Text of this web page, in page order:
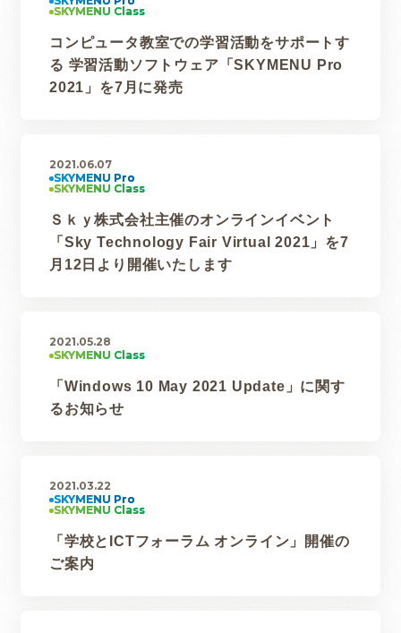
コンピュータ教室での学習活動をサポートす
る 学習活動ソフトウェア「SKYMENU Pro
2021」を7月に発売
2021.06.07
Ｓｋｙ株式会社主催のオンラインイベント
「Sky Technology Fair Virtual 2021」を7
月12日より開催いたします
2021.05.28
「Windows 10 May 2021 Update」に関す
るお知らせ
2021.03.22
「学校とICTフォーラム オンライン」開催の
ご案内